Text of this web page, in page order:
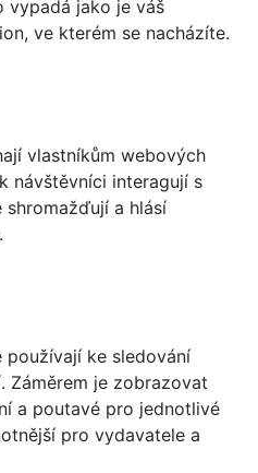
vypadá jako je váš
ve kterém se nacházíte.
vlastníkům webových
návštěvníci interagují s
a hlásí
používají ke sledování
Záměrem je zobrazovat
a poutavé pro jednotlivé
pro vydavatele a